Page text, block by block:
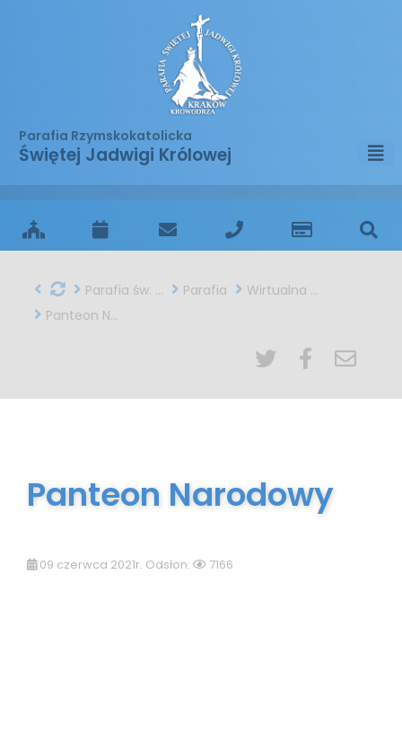
Parafia Rzymskokatolicka
Świętej Jadwigi Królowej
Parafia św. Jadwigi w Krakowie Parafia
Wirtualna podróż
Panteon Narodowy
Panteon Narodowy
09 czerwca 2021r. Odsłon: 7166